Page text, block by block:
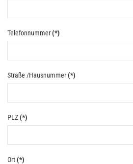
Telefonnummer(*)
Straße /Hausnummer(*)
PLZ(*)
Ort(*)